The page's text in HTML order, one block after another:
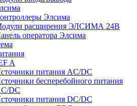
Элсима
расширения ЭЛСИМА 24В
оператора Элсима
A
питания AC/DC
бесперебойного питания
DC
питания DC/DC